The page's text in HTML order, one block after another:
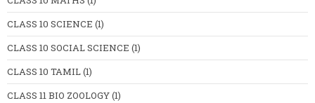
CLASS 10 SCIENCE (1)
CLASS 10 SOCIAL SCIENCE (1)
CLASS 10 TAMIL(1)
CLASS 11 BIO ZOOLOGY(1)